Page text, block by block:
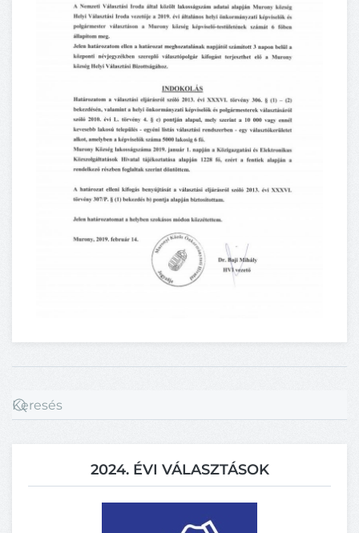
2024. ÉVI VÁLASZTÁSOK